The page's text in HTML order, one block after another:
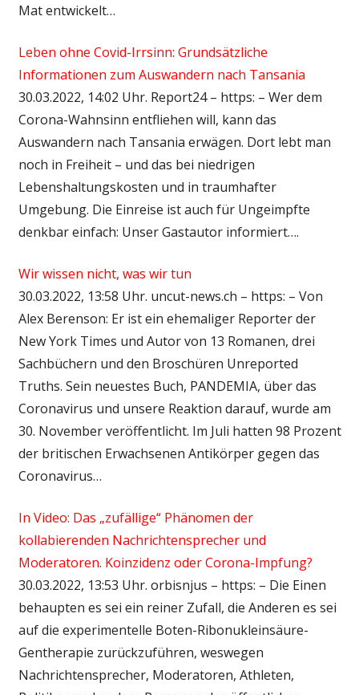
Mat entwickelt…
Leben ohne Covid-Irrsinn: Grundsätzliche
Informationen zum Auswandern nach Tansania
30.03.2022, 14:02 Uhr. Report24 – https: – Wer dem
Corona-Wahnsinn entfliehen will, kann das
Auswandern nach Tansania erwägen. Dort lebt man
noch in Freiheit – und das bei niedrigen
Lebenshaltungskosten und in traumhafter
Umgebung. Die Einreise ist auch für Ungeimpfte
denkbar einfach: Unser Gastautor informiert….
Wir wissen nicht, was wir tun
30.03.2022, 13:58 Uhr. uncut-news.ch – https: – Von
Alex Berenson: Er ist ein ehemaliger Reporter der
New York Times und Autor von 13 Romanen, drei
Sachbüchern und den Broschüren Unreported
Truths. Sein neuestes Buch, PANDEMIA, über das
Coronavirus und unsere Reaktion darauf, wurde am
30. November veröffentlicht. Im Juli hatten 98 Prozent
der britischen Erwachsenen Antikörper gegen das
Coronavirus…
In Video: Das „zufällige“ Phänomen der
kollabierenden Nachrichtensprecher und
Moderatoren. Koinzidenz oder Corona-Impfung?
30.03.2022, 13:53 Uhr. orbisnjus – https: – Die Einen
behaupten es sei ein reiner Zufall, die Anderen es sei
auf die experimentelle Boten-Ribonukleinsäure-
Gentherapie zurückzuführen, weswegen
Nachrichtensprecher, Moderatoren, Athleten,